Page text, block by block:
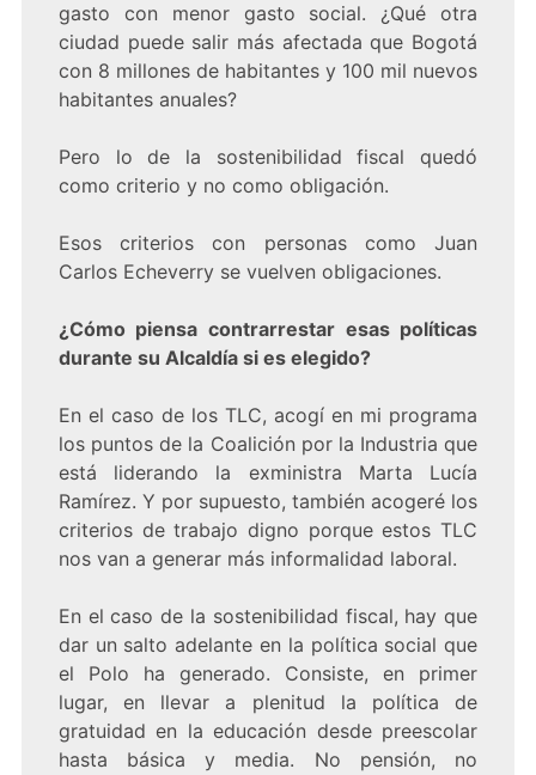
gasto con menor gasto social. ¿Qué otra
ciudad puede salir más afectada que Bogotá
con 8 millones de habitantes y 100 mil nuevos
habitantes anuales?
Pero lo de la sostenibilidad fiscal quedó
como criterio y no como obligación.
Esos criterios con personas como Juan
Carlos Echeverry se vuelven obligaciones.
¿Cómo piensa contrarrestar esas políticas
durante su Alcaldía si es elegido?
En el caso de los TLC, acogí en mi programa
los puntos de la Coalición por la Industria que
está liderando la exministra Marta Lucía
Ramírez. Y por supuesto, también acogeré los
criterios de trabajo digno porque estos TLC
nos van a generar más informalidad laboral.
En el caso de la sostenibilidad fiscal, hay que
dar un salto adelante en la política social que
el Polo ha generado. Consiste, en primer
lugar, en llevar a plenitud la política de
gratuidad en la educación desde preescolar
hasta básica y media. No pensión, no